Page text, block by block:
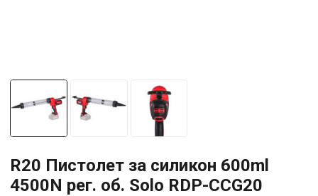
R20 Пистолет за силикон 600ml
4500N рег. об. Solo RDP-CCG20